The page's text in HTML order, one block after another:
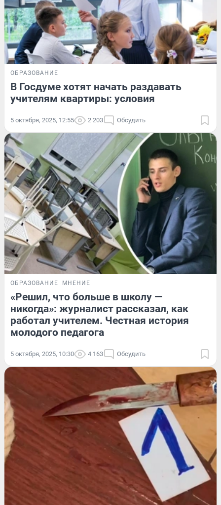
ОБРАЗОВАНИЕ
В Госдуме хотят начать раздавать
учителям квартиры: условия
5 октября, 2025, 12:55 2 203 Обсудить
ОБРАЗОВАНИЕ МНЕНИЕ
«Решил, что больше в школу —
никогда»: журналист рассказал, как
работал учителем. Честная история
молодого педагога
5 октября, 2025, 10:30 4 163 Обсудить